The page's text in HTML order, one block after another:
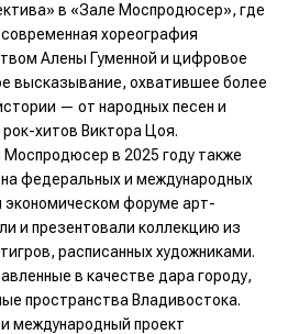
в «Зале Моспродюсер», где
хореография
Алены Гуменной и цифровое
высказывание, охватившее более
— от народных песен и
хитов Виктора Цоя.
в 2025 году также
федеральных и международных
форуме арт-
и презентовали коллекцию из
расписанных художниками.
в качестве дара городу,
пространства Владивостока.
международный проект